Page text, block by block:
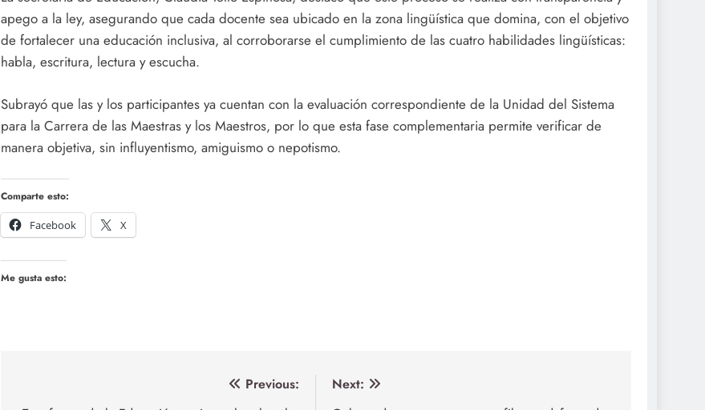
apego a la ley, asegurando que cada docente sea ubicado en la zona lingüística que domina, con el objetivo
de fortalecer una educación inclusiva, al corroborarse el cumplimiento de las cuatro habilidades lingüísticas:
habla, escritura, lectura y escucha.
Subrayó que las y los participantes ya cuentan con la evaluación correspondiente de la Unidad del Sistema
para la Carrera de las Maestras y los Maestros, por lo que esta fase complementaria permite verificar de
manera objetiva, sin influyentismo, amiguismo o nepotismo.
Comparte esto:
Facebook
X
Me gusta esto:
Previous:
Next: